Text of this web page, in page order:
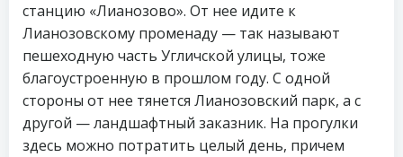
станцию «Лианозово». От нее идите к
Лианозовскому променаду — так называют
пешеходную часть Угличской улицы, тоже
благоустроенную в прошлом году. С одной
стороны от нее тянется Лианозовский парк, а с
другой — ландшафтный заказник. На прогулки
здесь можно потратить целый день, причем